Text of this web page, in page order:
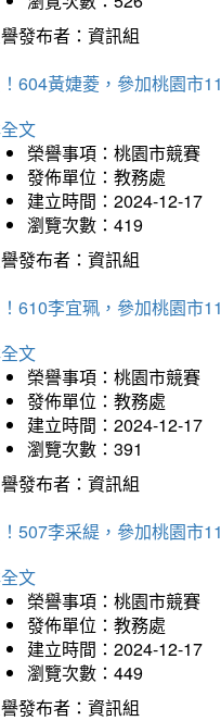
發布者：資訊組
604黃婕菱，參加桃園市
文
榮譽事項：桃園市競賽
發佈單位：教務處
建立時間：2024-12-17
瀏覽次數：419
發布者：資訊組
610李宜珮，參加桃園市
文
榮譽事項：桃園市競賽
發佈單位：教務處
建立時間：2024-12-17
瀏覽次數：391
發布者：資訊組
507李采緹，參加桃園市
文
榮譽事項：桃園市競賽
發佈單位：教務處
建立時間：2024-12-17
瀏覽次數：449
發布者：資訊組